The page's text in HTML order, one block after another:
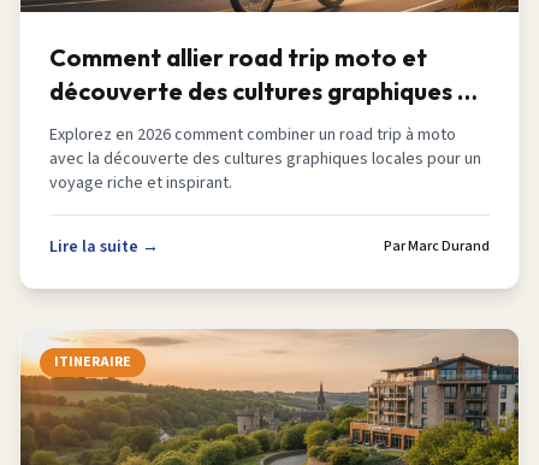
Comment allier road trip moto et
découverte des cultures graphiques en
2026
Explorez en 2026 comment combiner un road trip à moto
avec la découverte des cultures graphiques locales pour un
voyage riche et inspirant.
Lire la suite → ParMarc Durand
ITINERAIRE